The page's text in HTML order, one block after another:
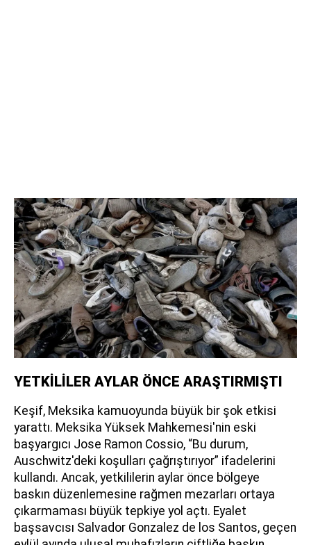
YETKİLİLER AYLAR ÖNCE ARAŞTIRMIŞTI
Keşif, Meksika kamuoyunda büyük bir şok etkisi
yarattı. Meksika Yüksek Mahkemesi'nin eski
başyargıcı Jose Ramon Cossio, “Bu durum,
Auschwitz'deki koşulları çağrıştırıyor” ifadelerini
kullandı. Ancak, yetkililerin aylar önce bölgeye
baskın düzenlemesine rağmen mezarları ortaya
çıkarmaması büyük tepkiye yol açtı. Eyalet
başsavcısı Salvador Gonzalez de los Santos, geçen